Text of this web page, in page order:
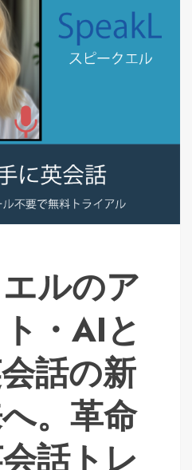
ルのア
・AIと
話の新
。革命
話トレ